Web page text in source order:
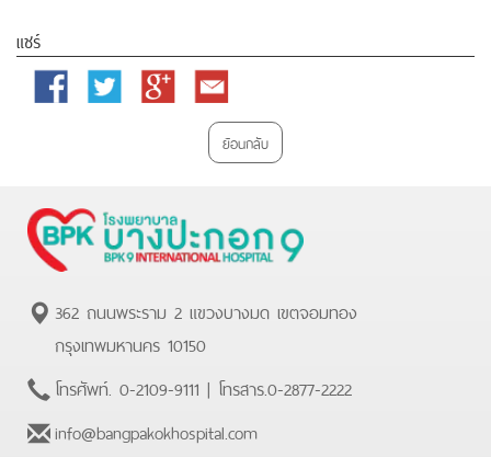
แชร์
Facebook Twitter
Google
Email
ย้อนกลับ
362 ถนนพระราม 2 แขวงบางมด เขตจอมทอง
กรุงเทพมหานคร 10150
โทรศัพท์. 0-2109-9111 | โทรสาร.0-2877-2222
info@bangpakokhospital.com